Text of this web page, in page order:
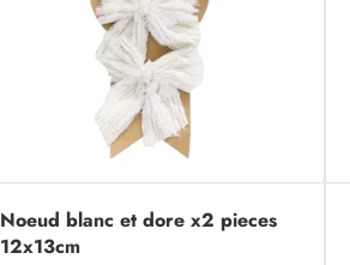
Noeud blanc et dore x2 pieces
12x13cm